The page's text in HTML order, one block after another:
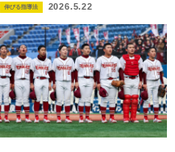
伸びる指導法 2026.5.22